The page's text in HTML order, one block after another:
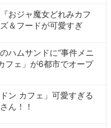
おジャ魔女どれみカフ
＆フードが可愛すぎ
ハムサンドに“事件メニ
フェ」が6都市でオープ
ン カフェ」可愛すぎる
ん！！